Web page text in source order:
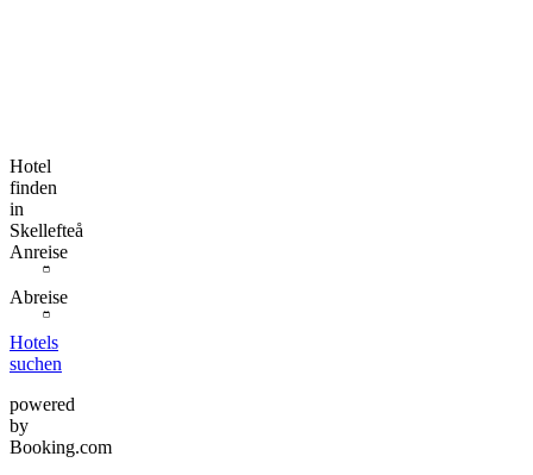
Hotel
finden
in
Skellefteå
Anreise
Abreise
Hotels
suchen
powered
by
Booking.com